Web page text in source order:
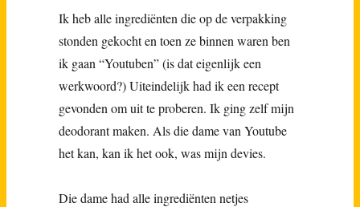
Ik heb alle ingrediënten die op de verpakking
stonden gekocht en toen ze binnen waren ben
ik gaan “Youtuben” (is dat eigenlijk een
werkwoord?) Uiteindelijk had ik een recept
gevonden om uit te proberen. Ik ging zelf mijn
deodorant maken. Als die dame van Youtube
het kan, kan ik het ook, was mijn devies.
Die dame had alle ingrediënten netjes